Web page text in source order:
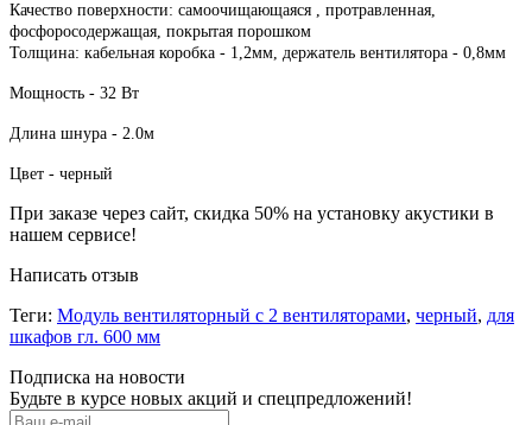
Качество поверхности: самоочищающаяся , протравленная,
фосфоросодержащая, покрытая порошком
Толщина: кабельная коробка - 1,2мм, держатель вентилятора - 0,8мм
Мощность - 32 Вт
Длина шнура - 2.0м
Цвет - черный
При заказе через сайт, скидка 50% на установку акустики в
нашем сервисе!
Написать отзыв
Теги: Модуль вентиляторный с 2 вентиляторами, черный, для
шкафов гл. 600 мм
Подписка на новости
Будьте в курсе новых акций и спецпредложений!